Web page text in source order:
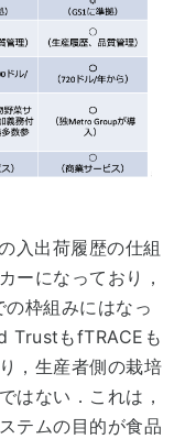
入出荷履歴の仕組
ーになっており，
枠組みにはなっ
TrustもfTRACEも
，生産者側の栽培
はない．これは，
テムの目的が食品